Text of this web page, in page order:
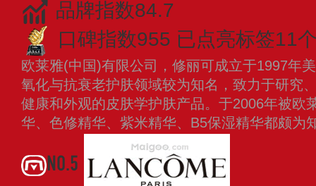
品牌指数84.7
口碑指数955 已点亮标签11
欧莱雅(中国)有限公司，修丽可成立于1997年
氧化与抗衰老护肤领域较为知名，致力于研究
健康和外观的皮肤学护肤产品。于2006年被欧
华、色修精华、紫米精华、B5保湿精华都颇为
NO.5